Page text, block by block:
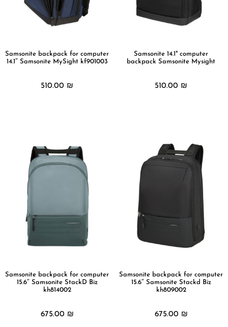
Samsonite 14.1" computer
backpack Samsonite Mysight
510.00 ₪
Samsonite backpack for computer
14.1″ Samsonite MySight kf901003
510.00 ₪
Samsonite backpack for computer
15.6″ Samsonite Stackd Biz
kh809002
675.00 ₪
Samsonite backpack for computer
15.6″ Samsonite StackD Biz
kh814002
675.00 ₪